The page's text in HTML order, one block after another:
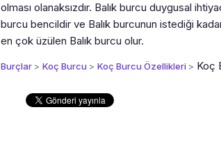
olması olanaksızdır. Balık burcu duygusal
burcu bencildir ve Balık burcunun istediği
en çok üzülen Balık burcu olur.
Burçlar > Koç Burcu > Koç Burcu Özellikleri > Koç